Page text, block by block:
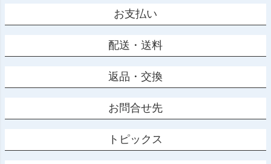
お支払い
配送・送料
返品・交換
お問合せ先
トピックス